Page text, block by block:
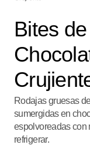
Bites
Rodajas gruesas
sumergidas en
espolvoreadas con
refrigerar.